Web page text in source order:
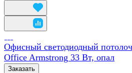
Офисный светодиодный
Office Armstrong 33 Вт, опал
Заказать